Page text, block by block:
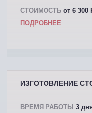
СТОИМОСТЬ от 6 300
ПОДРОБНЕЕ
ИЗГОТОВЛЕНИЕ
ВРЕМЯ РАБОТЫ 3 дня